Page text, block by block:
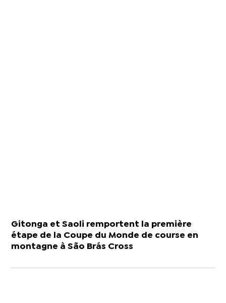
Gitonga et Saoli remportent la première
étape de la Coupe du Monde de course en
montagne à São Brás Cross